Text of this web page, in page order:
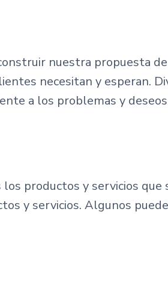
nuestra propuesta
necesitan y esperan.
a los problemas y
productos y servicios que
y servicios. Algunos